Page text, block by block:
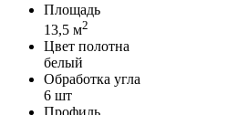
Площадь
13,5 м2
Цвет полотна
белый
Обработка угла
6 шт